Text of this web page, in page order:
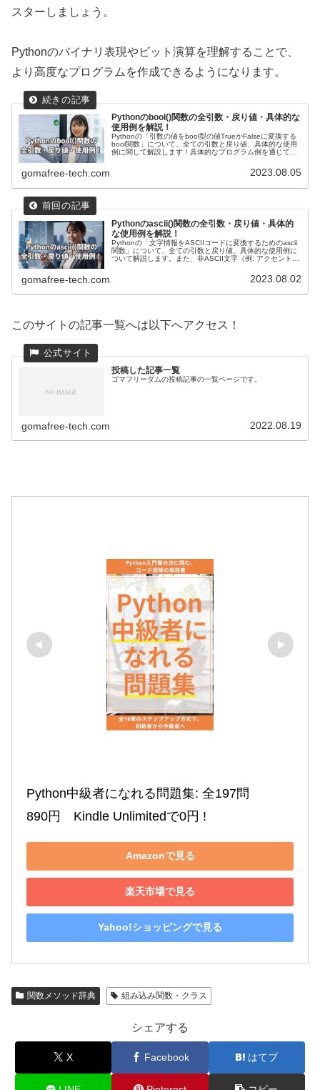
スターしましょう。
Pythonのバイナリ表現やビット演算を理解することで、
より高度なプログラムを作成できるようになります。
Pythonのbool()関数の全引数・戻り値・具体的な
使用例を解説！
Pythonの「引数の値をbool型の値TrueかFalseに変換する
bool関数」について、全ての引数と戻り値、具体的な使用
例に関して解説します！具体的なプログラム例を通じて
ェクトなどさまざまなデータ型に対して真偽を確認する方
gomafree-tech.com 2023.08.05
Pythonのascii()関数の全引数・戻り値・具体的
な使用例を解説！
Pythonの「文字情報をASCIIコードに変換するためのascii
関数」について、全ての引数と戻り値、具体的な使用例に
ついて解説します。また、非ASCII文字（例: アクセント記
に役立つことを説明し、初心者でもわかりやすい内容とな
gomafree-tech.com 2023.08.02
このサイトの記事一覧へは以下へアクセス！
投稿した記事一覧
ゴマフリーダムの投稿記事の一覧ページです。
gomafree-tech.com 2022.08.19
Python中級者になれる問題集: 全197問
890円　Kindle Unlimitedで0円 !
Amazonで見る
楽天市場で見る
Yahoo!ショッピングで見る
関数メソッド辞典 組み込み関数・クラス
シェアする
X Facebook はてブ